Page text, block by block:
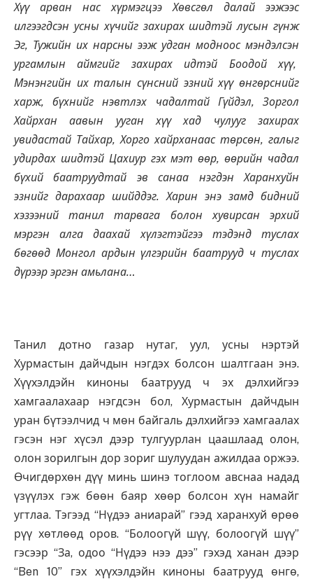
Хүү арван нас хүрмэгцээ Хөвсгөл далай ээжээс
илгээгдсэн усны хүчийг захирах шидтэй лусын гүнж
Эг, Тужийн их нарсны ээж удган модноос мэндэлсэн
ургамлын аймгийг захирах идтэй Боодой хүү,
Мэнэнгийн их талын сүнсний эзний хүү өнгөрснийг
харж, бүхнийг нэвтлэх чадалтай Гүйдэл, Зоргол
Хайрхан аавын ууган хүү хад чулууг захирах
увидастай Тайхар, Хорго хайрханаас төрсөн, галыг
удирдах шидтэй Цахиур гэх мэт өөр, өөрийн чадал
бүхий баатруудтай эв санаа нэгдэн Харанхуйн
эзнийг дарахаар шийддэг. Харин энэ замд бидний
хэзээний танил тарвага болон хувирсан эрхий
мэргэн алга даахай хүлэгтэйгээ тэдэнд туслах
бөгөөд Монгол ардын үлгэрийн баатрууд ч туслах
дүрээр эргэн амьлана…
Танил дотно газар нутаг, уул, усны нэртэй
Хурмастын дайчдын нэгдэх болсон шалтгаан энэ.
Хүүхэлдэйн киноны баатрууд ч эх дэлхийгээ
хамгаалахаар нэгдсэн бол, Хурмастын дайчдын
уран бүтээлчид ч мөн байгаль дэлхийгээ хамгаалах
гэсэн нэг хүсэл дээр тулгуурлан цаашлаад олон,
олон зорилгын дор зориг шулуудан ажилдаа оржээ.
Өчигдөрхөн дүү минь шинэ тоглоом авснаа надад
үзүүлэх гэж бөөн баяр хөөр болсон хүн намайг
угтлаа. Тэгээд “Нүдээ аниарай” гээд харанхуй өрөө
рүү хөтлөөд оров. “Болоогүй шүү, болоогүй шүү”
гэсээр “За, одоо “Нүдээ нээ дээ” гэхэд ханан дээр
“Ben 10” гэх хүүхэлдэйн киноны баатрууд өнгө,